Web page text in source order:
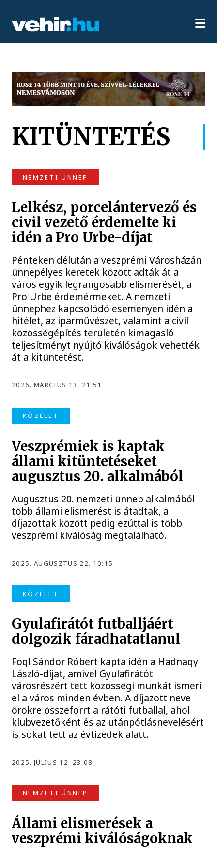
KITÜNTETÉS
NEMZETI ÜNNEP
Lelkész, porcelántervező és
civil vezető érdemelte ki
idén a Pro Urbe-díjat
Pénteken délután a veszprémi Városházán
ünnepélyes keretek között adták át a
város egyik legrangosabb elismerését, a
Pro Urbe érdemérmeket. A nemzeti
ünnephez kapcsolódó eseményen idén a
hitélet, az iparművészet, valamint a civil
közösségépítés területén kimagasló
teljesítményt nyújtó kiválóságok vehették
át a kitüntetést.
2026. MÁRCIUS 13. 21:51
KÖZÉLET
Veszprémiek is kaptak
állami kitüntetéseket
augusztus 20. alkalmából
Augusztus 20. nemzeti ünnep alkalmából
több állami elismerést is átadtak, a
díjazottak között pedig ezúttal is több
veszprémi kiválóság megtalálható.
2025. AUGUSZTUS 22. 10:15
KÖZÉLET
Gyulafirátót futballjáért
dolgozik fáradhatatlanul
Fogl Sándor Róbert kapta idén a Hadnagy
László-díjat, amivel Gyulafirátót
városrészért tett közösségi munkát ismeri
el a város minden évben. A díjazott neve
örökre összeforrt a rátóti futballal, ahol
klubvezetőként és az utánpótlásnevelésért
is sokat tett az évtizedek alatt.
2025. JÚLIUS 12. 23:08
NEMZETI ÜNNEP
Állami elismerések a
veszprémi kiválóságoknak